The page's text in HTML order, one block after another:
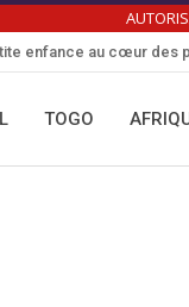
enfance au cœur des
TOGO